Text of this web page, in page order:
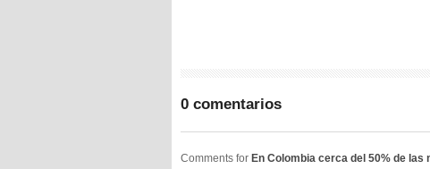
0 comentarios
Comments for En Colombia cerca del 50% de